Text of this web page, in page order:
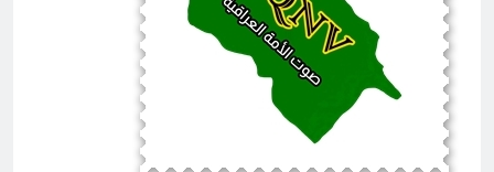
4 ساعات Ago
تفكيك شلل الطاقة: الاقتصاد السياسي
لأزمة الكهرباء في العراق